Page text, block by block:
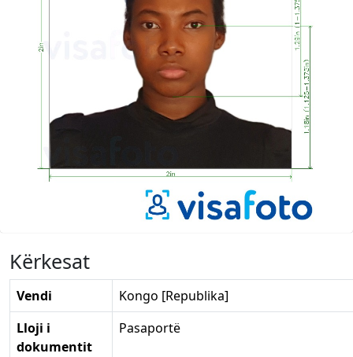
Kërkesat
Vendi
Kongo [Republika]
Lloji i
dokumentit
Pasaportë